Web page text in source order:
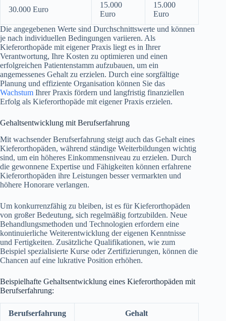
30.000 Euro
15.000
Euro
15.000
Euro
Die angegebenen Werte sind Durchschnittswerte und können
je nach individuellen Bedingungen variieren. Als
Kieferorthopäde mit eigener Praxis liegt es in Ihrer
Verantwortung, Ihre Kosten zu optimieren und einen
erfolgreichen Patientenstamm aufzubauen, um ein
angemessenes Gehalt zu erzielen. Durch eine sorgfältige
Planung und effiziente Organisation können Sie das
Wachstum Ihrer Praxis fördern und langfristig finanziellen
Erfolg als Kieferorthopäde mit eigener Praxis erzielen.
Gehaltsentwicklung mit Berufserfahrung
Mit wachsender Berufserfahrung steigt auch das Gehalt eines
Kieferorthopäden, während ständige Weiterbildungen wichtig
sind, um ein höheres Einkommensniveau zu erzielen. Durch
die gewonnene Expertise und Fähigkeiten können erfahrene
Kieferorthopäden ihre Leistungen besser vermarkten und
höhere Honorare verlangen.
Um konkurrenzfähig zu bleiben, ist es für Kieferorthopäden
von großer Bedeutung, sich regelmäßig fortzubilden. Neue
Behandlungsmethoden und Technologien erfordern eine
kontinuierliche Weiterentwicklung der eigenen Kenntnisse
und Fertigkeiten. Zusätzliche Qualifikationen, wie zum
Beispiel spezialisierte Kurse oder Zertifizierungen, können die
Chancen auf eine lukrative Position erhöhen.
Beispielhafte Gehaltsentwicklung eines Kieferorthopäden mit
Berufserfahrung:
Berufserfahrung Gehalt